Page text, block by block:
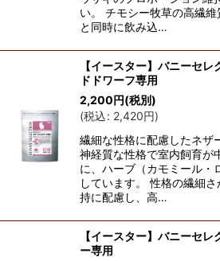
い。 チモシー牧草の高繊
と同時に飲み込…
【イースター】バニーセ
ドドワーフ専用
2,200円(税別)
(税込: 2,420円)
繊細な性格に配慮したネザ
神経質な性格で室内飼育が
に、ハーブ（カモミール・
しています。 性格の繊細
持に配慮し、高…
【イースター】バニーセ
ー専用